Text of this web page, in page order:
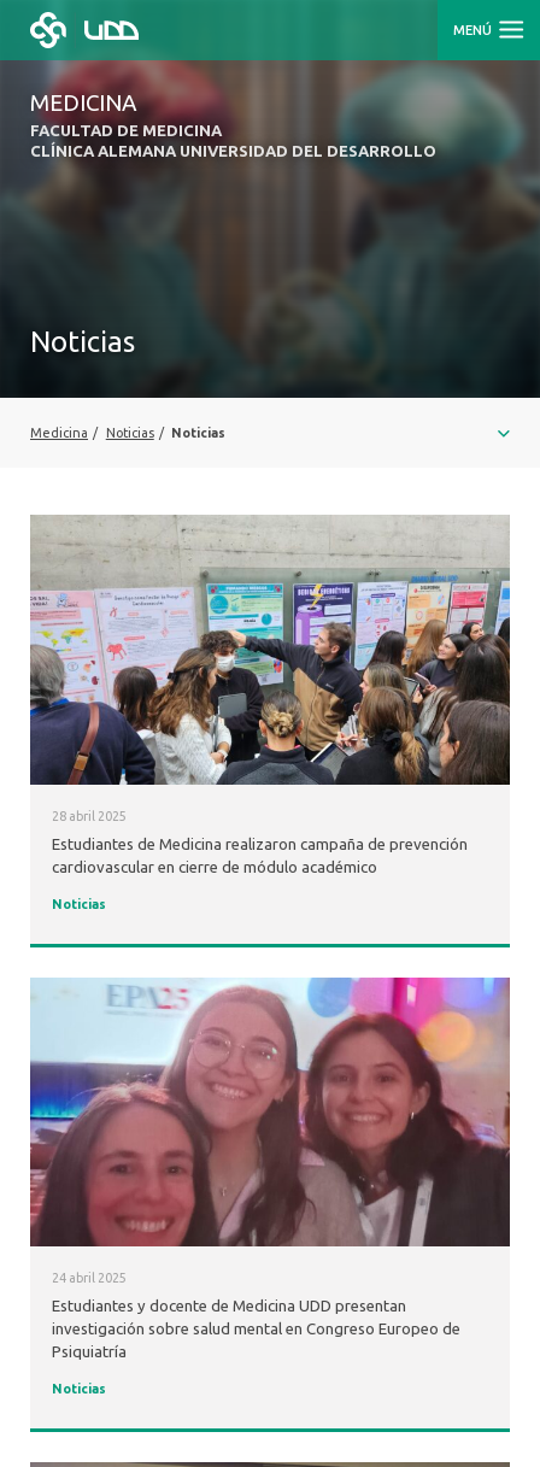
MENÚ
MEDICINA
FACULTAD DE MEDICINA
CLÍNICA ALEMANA UNIVERSIDAD DEL DESARROLLO
Noticias
Medicina / Noticias / Noticias
28 abril 2025
Estudiantes de Medicina realizaron campaña de prevención
cardiovascular en cierre de módulo académico
Noticias
24 abril 2025
Estudiantes y docente de Medicina UDD presentan
investigación sobre salud mental en Congreso Europeo de
Psiquiatría
Noticias